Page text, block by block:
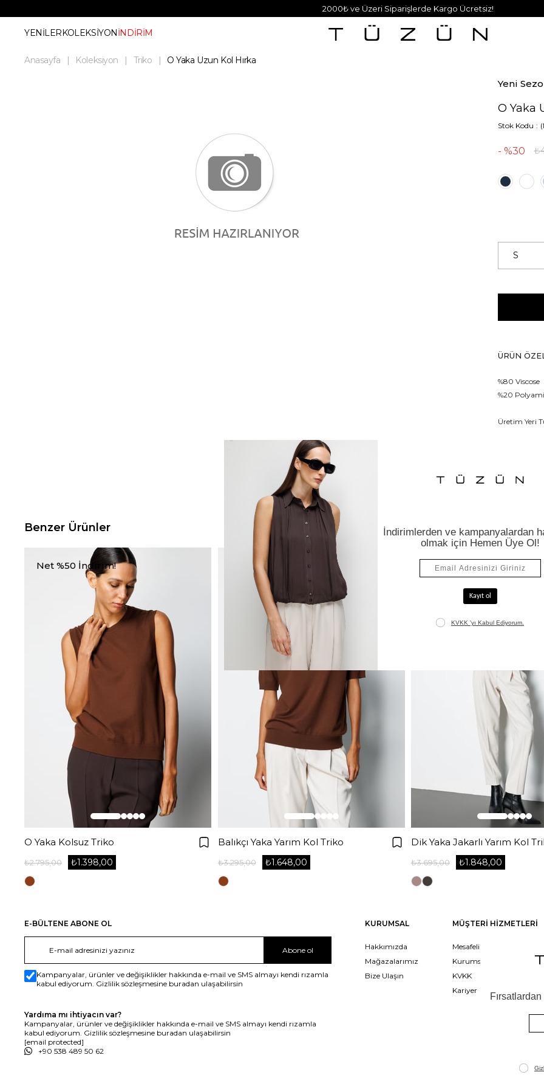
2000₺ ve Üzeri Siparişlerde Kargo Ücretsiz!
YENİLERKOLEKSİYONİNDİRİM
Anasayfa Koleksiyon Triko O Yaka Uzun Kol Hırka
Yeni
O Yaka
Stok Kodu
30
ÜRÜN
%80 Viscose
%20
Üretim Yeri
MANKEN
Benzer Ürünler
O Yaka Kolsuz Triko
₺1.398,00
₺2.795,00
Net %50 İndirim!
Balıkçı Yaka Yarım Kol Triko
₺1.648,00
₺3.295,00
Net %50 İndirim!
Dik Yaka Jakarlı Yarım Kol
₺1.848,00
₺3.695,00
Net %50 İndirim!
E-BÜLTENE ABONE OL
Abone ol
Kampanyalar, ürünler ve değişiklikler hakkında e-mail ve SMS almayı kendi rızamla
kabul ediyorum. Gizlilik sözleşmesine buradan ulaşabilirsin
Yardıma mı ihtiyacın var?
Kampanyalar, ürünler ve değişiklikler hakkında e-mail ve SMS almayı kendi rızamla
kabul ediyorum. Gizlilik sözleşmesine buradan ulaşabilirsin
[email protected]
+90 538 489 50 62
KURUMSAL
Hakkımızda
Mağazalarımız
Bize Ulaşın
MÜŞTERİ HİZMETLERİ
Mesafeli Satış Sözleşmesi
Kurumsal Satış
KVKK
Kariyer